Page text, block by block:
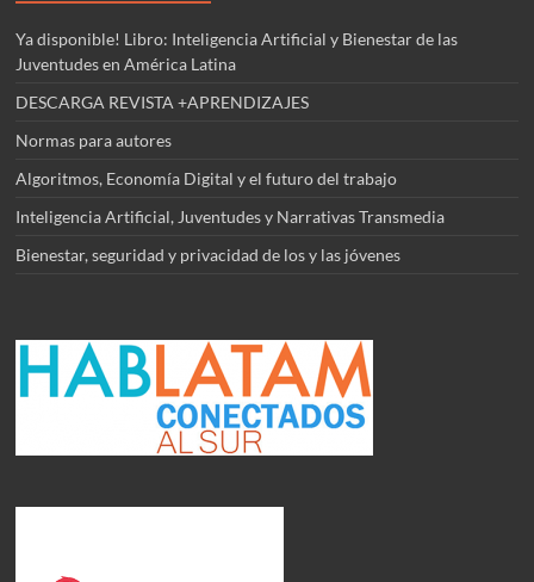
Ya disponible! Libro: Inteligencia Artificial y Bienestar de las
Juventudes en América Latina
DESCARGA REVISTA +APRENDIZAJES
Normas para autores
Algoritmos, Economía Digital y el futuro del trabajo
Inteligencia Artificial, Juventudes y Narrativas Transmedia
Bienestar, seguridad y privacidad de los y las jóvenes